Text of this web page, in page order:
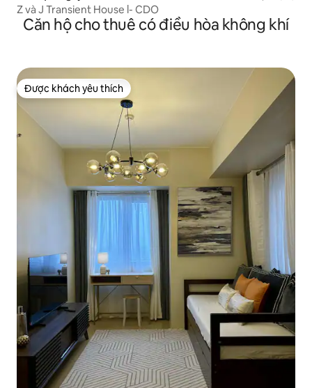
Z và J Transient House l- CDO
Căn hộ cho thuê có điều hòa không khí
Được khách yêu thích
Được khách yêu thích